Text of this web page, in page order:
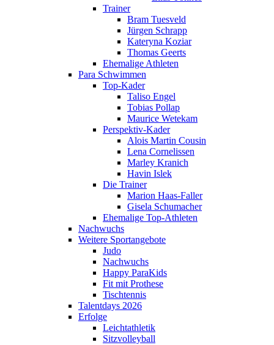
Trainer
Bram Tuesveld
Jürgen Schrapp
Kateryna Koziar
Thomas Geerts
Ehemalige Athleten
Para Schwimmen
Top-Kader
Taliso Engel
Tobias Pollap
Maurice Wetekam
Perspektiv-Kader
Alois Martin Cousin
Lena Cornelissen
Marley Kranich
Havin Islek
Die Trainer
Marion Haas-Faller
Gisela Schumacher
Ehemalige Top-Athleten
Nachwuchs
Weitere Sportangebote
Judo
Nachwuchs
Happy ParaKids
Fit mit Prothese
Tischtennis
Talentdays 2026
Erfolge
Leichtathletik
Sitzvolleyball